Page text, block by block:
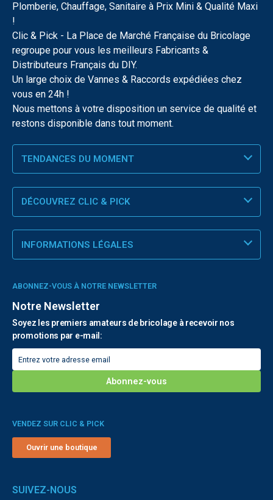
Plomberie, Chauffage, Sanitaire à Prix Mini & Qualité Maxi
!
Clic & Pick - La Place de Marché Française du Bricolage
regroupe pour vous les meilleurs Fabricants &
Distributeurs Français du DIY.
Un large choix de Vannes & Raccords expédiées chez
vous en 24h !
Nous mettons à votre disposition un service de qualité et
restons disponible dans tout moment.
TENDANCES DU MOMENT
DÉCOUVREZ CLIC & PICK
INFORMATIONS LÉGALES
ABONNEZ-VOUS À NOTRE NEWSLETTER
Notre Newsletter
Soyez les premiers amateurs de bricolage à recevoir nos
promotions par e-mail:
VENDEZ SUR CLIC & PICK
Ouvrir une boutique
SUIVEZ-NOUS